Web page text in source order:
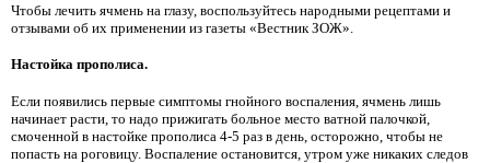
Чтобы лечить ячмень на глазу, воспользуйтесь народными рецептами и
отзывами об их применении из газеты «Вестник ЗОЖ».
Настойка прополиса.
Если появились первые симптомы гнойного воспаления, ячмень лишь
начинает расти, то надо прижигать больное место ватной палочкой,
смоченной в настойке прополиса 4-5 раз в день, осторожно, чтобы не
попасть на роговицу. Воспаление остановится, утром уже никаких следов